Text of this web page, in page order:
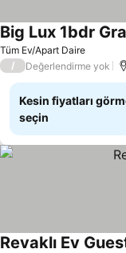
Tüm Ev/Apart Daire
Big Lux 1bdr
/ Değerlendirme yok
Kesin fiyatları
seçin
Revaklı Ev